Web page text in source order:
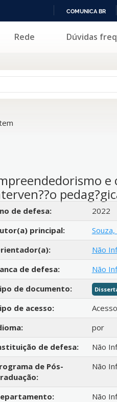
PARA
COMUNICA BR
Rede Dúvidas
e
bibliográficos
de defesa:
2022
principal:
Não
de defesa:
Não
de documento:
de acesso:
por
de defesa:
Não
de Pós-
Não
Não